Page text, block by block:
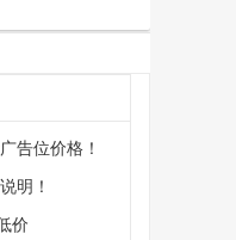
告位价格！
明！
价